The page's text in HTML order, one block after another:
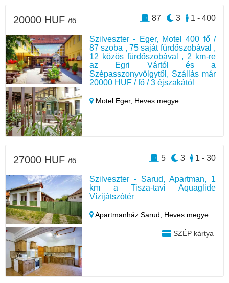
Szilveszter - Eger, Motel 400 fő /
87 szoba , 75 saját fürdőszobával ,
12 közös fürdőszobával , 2 km-re
az Egri Vártól és a
Szépasszonyvölgytől, Szállás már
20000 HUF / fő / 3 éjszakától
Motel Eger, Heves megye
20000 HUF /fő 1 - 400
3
87
Szilveszter - Sarud, Apartman, 1
km a Tisza-tavi Aquaglide
Vízijátszótér
Apartmanház Sarud, Heves megye
SZÉP kártya
27000 HUF /fő 1 - 30
3
5